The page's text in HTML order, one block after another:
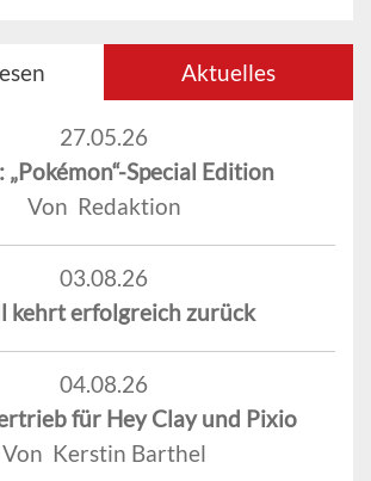
Aktuelles
27.05.26
„Pokémon“-Special Edition
Von Redaktion
03.08.26
kehrt erfolgreich zurück
04.08.26
für Hey Clay und Pixio
Von Kerstin Barthel